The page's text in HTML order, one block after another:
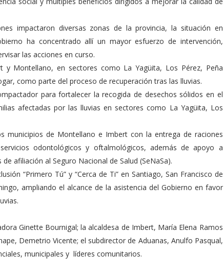
impactaron diversas zonas de la provincia, la situación en
ha concentrado allí un mayor esfuerzo de intervención,
las acciones en curso.
Montellano, en sectores como La Yagüita, Los Pérez, Peña
como parte del proceso de recuperación tras las lluvias.
para fortalecer la recogida de desechos sólidos en el
afectadas por las lluvias en sectores como La Yagüita, Los
municipios de Montellano e Imbert con la entrega de raciones
odontológicos y oftalmológicos, además de apoyo a
afiliación al Seguro Nacional de Salud (SeNaSa).
“Primero Tú” y “Cerca de Ti” en Santiago, San Francisco de
ampliando el alcance de la asistencia del Gobierno en favor
Ginette Bournigal; la alcaldesa de Imbert, María Elena Ramos
Demetrio Vicente; el subdirector de Aduanas, Anulfo Pasqual,
municipales y líderes comunitarios.